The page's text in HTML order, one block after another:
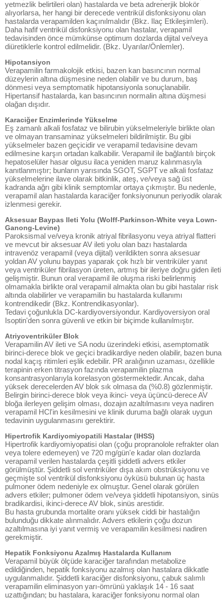
yetmezlik belirtileri olan) hastalarda ve beta adrenerjik blokör
alıyorlarsa, her hangi bir derecede ventrikül disfonksiyonu olan
hastalarda verapamilden kaçınılmalıdır (Bkz. Ilaç Etkileşimleri).
Daha hafif ventrikül disfonksiyonu olan hastalar, verapamil
tedavisinden önce mümkünse optimum dozlarda dijital ve/veya
diüretiklerle kontrol edilmelidir. (Bkz. Uyarılar/Önlemler).
Hipotansiyon
Verapamilin farmakolojik etkisi, bazen kan basıncının normal
düzeylerin altına düşmesine neden olabilir ve bu durum, baş
dönmesi veya semptomatik hipotansiyonla sonuçlanabilir.
Hipertansif hastalarda, kan basıncının normalin altına düşmesi
olağan dışıdır.
Karaciğer Enzimlerinde Yükselme
Eş zamanlı alkali fosfataz ve bilirubin yükselmeleriyle birlikte olan
ve olmayan transaminaz yükselmeleri bildirilmiştir. Bu gibi
yükselmeler bazen geçicidir ve verapamil tedavisine devam
edilmesine karşın ortadan kalkabilir. Verapamil ile bağlantılı birçok
hepatoselüler hasar olgusu ilaca yeniden maruz kalınmasıyla
kanıtlanmıştır; bunların yarısında SGOT, SGPT ve alkali fosfataz
yükselmelerine ilave olarak bitkinlik, ateş, ve/veya sağ üst
kadranda ağrı gibi klinik semptomlar ortaya çıkmıştır. Bu nedenle,
verapamil alan hastalarda karaciğer fonksiyonunun periyodik olarak
izlenmesi gerekir.
Aksesuar Baypas Ileti Yolu (Wolff-Parkinson-White veya Lown-
Ganong-Levine)
Paroksismal ve/veya kronik atriyal fibrilasyonu veya atriyal flatteri
ve mevcut bir aksesuar AV ileti yolu olan bazı hastalarda
intravenöz verapamil (veya dijital) verildikten sonra aksesuar
yoldan AV yolunu baypas yaparak çok hızlı bir ventriküler yanıt
veya ventriküler fibrilasyon üreten, artmış bir ileriye doğru giden ileti
gelişmiştir. Bunun oral verapamil ile oluşma riski belirlenmiş
olmamakla birlikte oral verapamil almakta olan bu gibi hastalar risk
altında olabilirler ve verapamilin bu hastalarda kullanımı
kontrendikedir (Bkz. Kontrendikasyonlar).
Tedavi çoğunlukla DC-kardiyoversiyondur. Kardiyoversiyon oral
Isoptin'den sonra güvenli ve etkin bir biçimde kullanılmıştır.
Atriyoventriküler Blok
Verapamilin AV ileti ve SA nodu üzerindeki etkisi, asemptomatik
birinci-derece blok ve geçici bradikardiye neden olabilir, bazen buna
nodal kaçış ritimleri eşlik edebilir. PR aralığının uzaması, özellikle
terapinin erken titrasyon fazında verapamilin plazma
konsantrasyonlarıyla korelasyon göstermektedir. Ancak, daha
yüksek derecelerden AV blok sık olmasa da (%0.8) gözlenmiştir.
Belirgin birinci-derece blok veya ikinci- veya üçüncü-derece AV
bloğa ilerleyen gelişim olması, dozajın azaltılmasını veya nadiren
verapamil HCl'in kesilmesini ve klinik duruma bağlı olarak uygun
tedavinin uygulanmasını gerektirir.
Hipertrofik Kardiyomiyopatili Hastalar (IHSS)
Hipertrofik kardiyomiyopatisi olan (çoğu propranolole refrakter olan
veya tolere edemeyen) ve 720 mg/gün'e kadar olan dozlarda
verapamil verilen hastalarda çeşitli şiddetli advers etkiler
görülmüştür. Şiddetli sol ventriküler dışa akım obstrüksiyonu ve
geçmişte sol ventrikül disfonksiyonu öyküsü bulunan üç hasta
pulmoner ödem nedeniyle ex olmuştur. Genel olarak görülen
advers etkiler; pulmoner ödem ve/veya şiddetli hipotansiyon, sinüs
bradikardisi, ikinci-derece AV blok, sinüs arestidir.
Bu hasta grubunda mortalite oranı yüksek ciddi bir hastalığın
bulunduğu dikkate alınmalıdır. Advers etkilerin çoğu dozun
azaltılmasına iyi yanıt vermiş ve verapamilin kesilmesi nadiren
gerekmiştir.
Hepatik Fonksiyonu Azalmış Hastalarda Kullanım
Verapamil büyük ölçüde karaciğer tarafından metabolize
edildiğinden, hepatik fonksiyonu azalmış olan hastalara dikkatle
uygulanmalıdır. Şiddetli karaciğer disfonksiyonu, çabuk salımlı
verapamilin eliminasyon yarı-ömrünü yaklaşık 14 - 16 saat
uzattığından; bu hastalara, karaciğer fonksiyonu normal olan